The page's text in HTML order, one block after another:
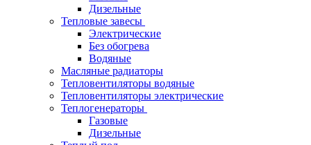
Дизельные
Тепловые завесы
Электрические
Без обогрева
Водяные
Масляные радиаторы
Тепловентиляторы водяные
Тепловентиляторы электрические
Теплогенераторы
Газовые
Дизельные